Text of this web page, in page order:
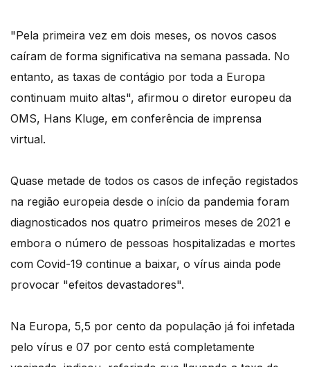
"Pela primeira vez em dois meses, os novos casos
caíram de forma significativa na semana passada. No
entanto, as taxas de contágio por toda a Europa
continuam muito altas", afirmou o diretor europeu da
OMS, Hans Kluge, em conferência de imprensa
virtual.
Quase metade de todos os casos de infeção registados
na região europeia desde o início da pandemia foram
diagnosticados nos quatro primeiros meses de 2021 e
embora o número de pessoas hospitalizadas e mortes
com Covid-19 continue a baixar, o vírus ainda pode
provocar "efeitos devastadores".
Na Europa, 5,5 por cento da população já foi infetada
pelo vírus e 07 por cento está completamente